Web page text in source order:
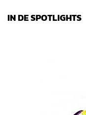
IN DE SPOTLIGHTS